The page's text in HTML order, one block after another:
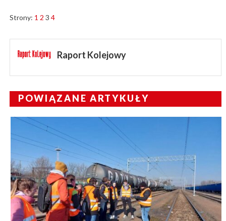
Strony: 1 2 3 4
Raport Kolejowy
POWIĄZANE ARTYKUŁY